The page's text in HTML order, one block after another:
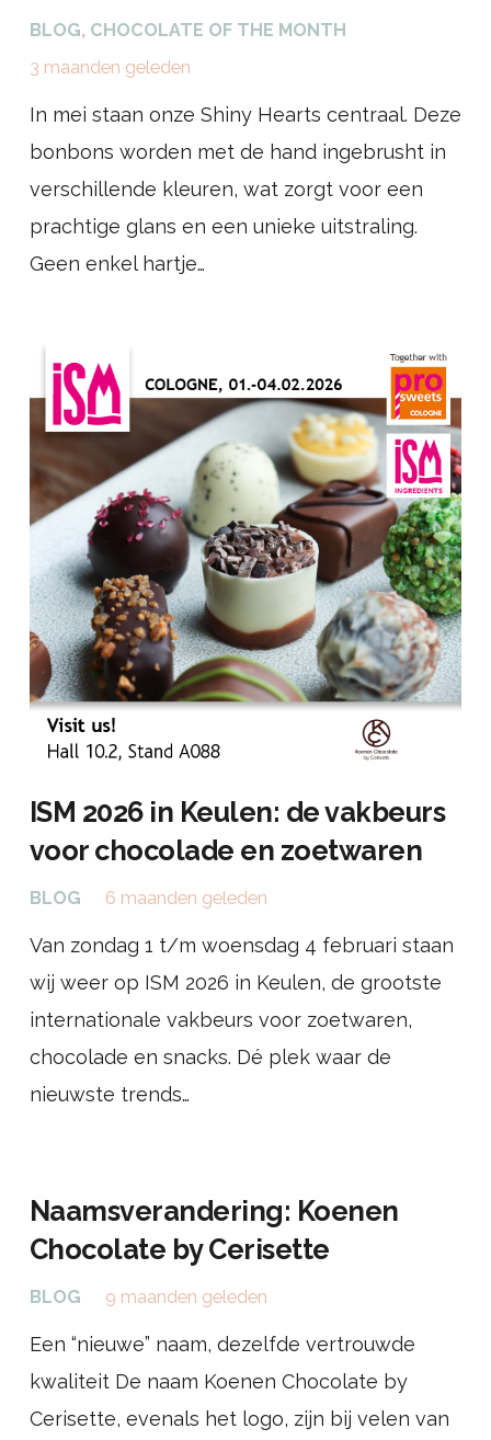
BLOG, CHOCOLATE OF THE MONTH
3 maanden geleden
In mei staan onze Shiny Hearts centraal. Deze
bonbons worden met de hand ingebrusht in
verschillende kleuren, wat zorgt voor een
prachtige glans en een unieke uitstraling.
Geen enkel hartje…
ISM 2026 in Keulen: de vakbeurs
voor chocolade en zoetwaren
BLOG 6 maanden geleden
Van zondag 1 t/m woensdag 4 februari staan
wij weer op ISM 2026 in Keulen, de grootste
internationale vakbeurs voor zoetwaren,
chocolade en snacks. Dé plek waar de
nieuwste trends…
Naamsverandering: Koenen
Chocolate by Cerisette
BLOG 9 maanden geleden
Een “nieuwe” naam, dezelfde vertrouwde
kwaliteit De naam Koenen Chocolate by
Cerisette, evenals het logo, zijn bij velen van